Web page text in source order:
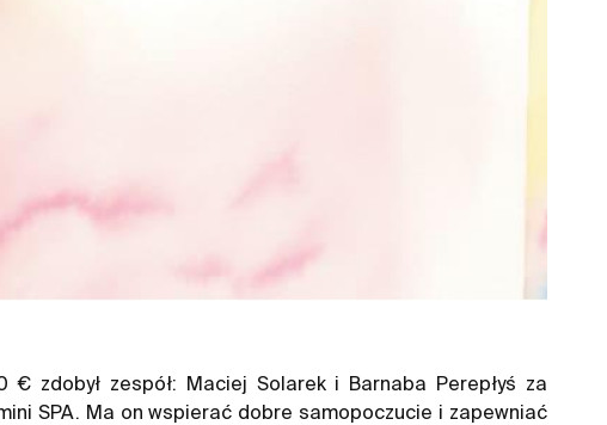
zdobył zespół: Maciej Solarek i Barnaba Perepłyś za
SPA. Ma on wspierać dobre samopoczucie i zapewniać